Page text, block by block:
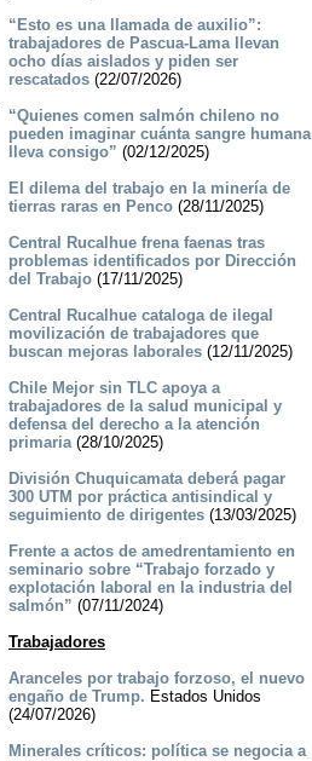
“Esto es una llamada de auxilio”:
trabajadores de Pascua-Lama llevan
ocho días aislados y piden ser
rescatados(22/07/2026)
“Quienes comen salmón chileno no
pueden imaginar cuánta sangre humana
lleva consigo” (02/12/2025)
El dilema del trabajo en la minería de
tierras raras en Penco(28/11/2025)
Central Rucalhue frena faenas tras
problemas identificados por Dirección
del Trabajo(17/11/2025)
Central Rucalhue cataloga de ilegal
movilización de trabajadores que
buscan mejoras laborales(12/11/2025)
Chile Mejor sin TLC apoya a
trabajadores de la salud municipal y
defensa del derecho a la atención
primaria(28/10/2025)
División Chuquicamata deberá pagar
300 UTM por práctica antisindical y
seguimiento de dirigentes(13/03/2025)
Frente a actos de amedrentamiento en
seminario sobre “Trabajo forzado y
explotación laboral en la industria del
salmón” (07/11/2024)
Trabajadores
Aranceles por trabajo forzoso, el nuevo
engaño de Trump. Estados Unidos
(24/07/2026)
Minerales críticos: política se negocia a